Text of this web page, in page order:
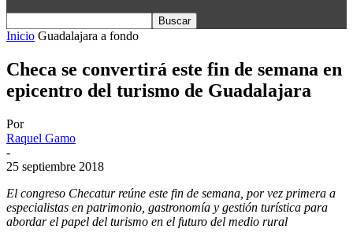
Inicio Guadalajara a fondo
Checa se convertirá este fin de semana en
epicentro del turismo de Guadalajara
Por
Raquel Gamo
-
25 septiembre 2018
El congreso Checatur reúne este fin de semana, por vez primera a
especialistas en patrimonio, gastronomía y gestión turística para
abordar el papel del turismo en el futuro del medio rural